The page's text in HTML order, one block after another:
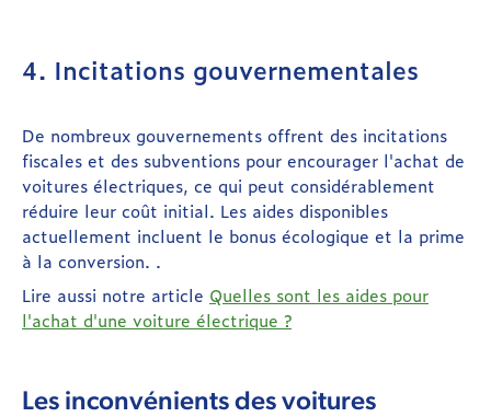
4. Incitations gouvernementales
De nombreux gouvernements offrent des incitations
fiscales et des subventions pour encourager l'achat de
voitures électriques, ce qui peut considérablement
réduire leur coût initial. Les aides disponibles
actuellement incluent le bonus écologique et la prime
à la conversion. .
Lire aussi notre article Quelles sont les aides pour
l'achat d'une voiture électrique ?
Les inconvénients des voitures